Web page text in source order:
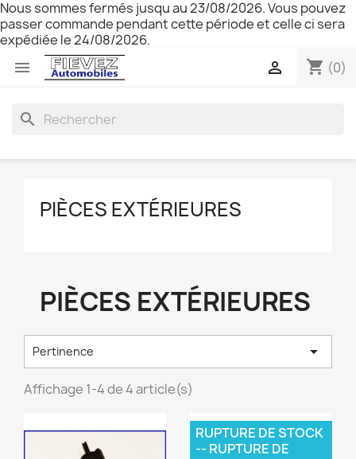
Nous sommes fermés jusqu au 23/08/2026. Vous pouvez
passer commande pendant cette période et celle ci sera
expédiée le 24/08/2026.
 shopping_cart (0)

search
PIÈCES EXTÉRIEURES
PIÈCES EXTÉRIEURES
Pertinence 
Affichage 1-4 de 4 article(s)
RUPTURE DE STOCK
-- RUPTURE DE